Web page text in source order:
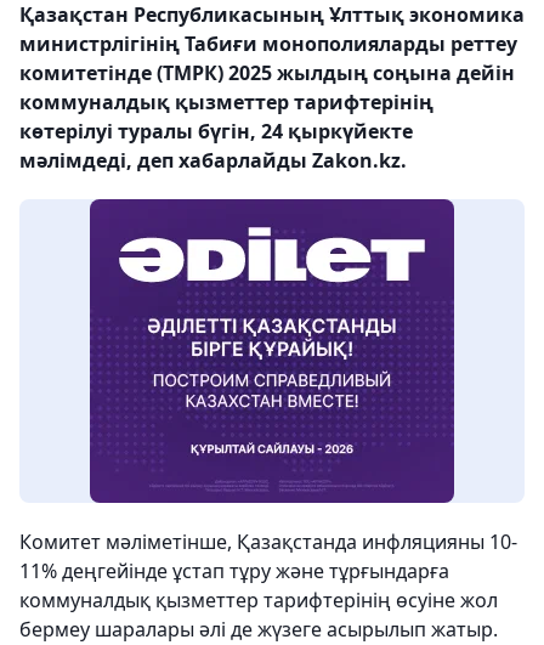
Қазақстан Республикасының Ұлттық экономика
министрлігінің Табиғи монополияларды реттеу
комитетінде (ТМРК) 2025 жылдың соңына дейін
коммуналдық қызметтер тарифтерінің
көтерілуі туралы бүгін, 24 қыркүйекте
мәлімдеді, деп хабарлайды Zakon.kz.
Комитет мәліметінше, Қазақстанда инфляцияны 10-
11% деңгейінде ұстап тұру және тұрғындарға
коммуналдық қызметтер тарифтерінің өсуіне жол
бермеу шаралары әлі де жүзеге асырылып жатыр.